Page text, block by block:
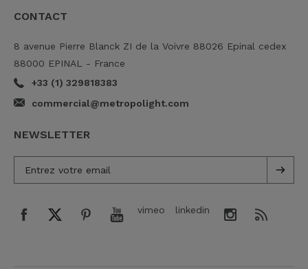
CONTACT
8 avenue Pierre Blanck ZI de la Voivre 88026 Epinal cedex
88000 EPINAL - France
+33 (1) 329818383
commercial@metropolight.com
NEWSLETTER
vimeo linkedin